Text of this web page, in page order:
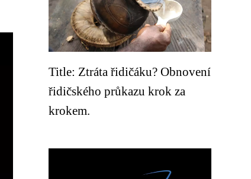
Title: Ztráta řidičáku? Obnovení
řidičského průkazu krok za
krokem.